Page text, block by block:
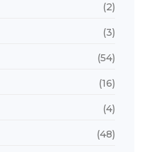
(2)
(3)
(54)
(16)
(4)
(48)